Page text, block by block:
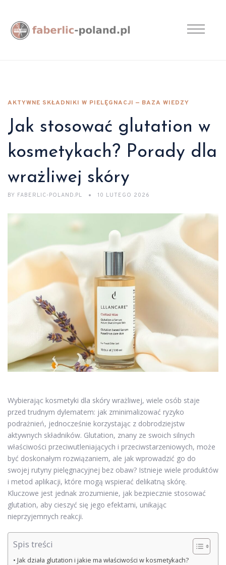
AKTYWNE SKŁADNIKI W PIELĘGNACJI — BAZA WIEDZY
Jak stosować glutation w
kosmetykach? Porady dla
wrażliwej skóry
BY FABERLIC-POLAND.PL 10 LUTEGO 2026
Wybierając kosmetyki dla skóry wrażliwej, wiele osób staje
przed trudnym dylematem: jak zminimalizować ryzyko
podrażnień, jednocześnie korzystając z dobrodziejstw
aktywnych składników. Glutation, znany ze swoich silnych
właściwości przeciwutleniających i przeciwstarzeniowych, może
być doskonałym rozwiązaniem, ale jak wprowadzić go do
swojej rutyny pielęgnacyjnej bez obaw? Istnieje wiele produktów
i metod aplikacji, które mogą wspierać delikatną skórę.
Kluczowe jest jednak zrozumienie, jak bezpiecznie stosować
glutation, aby cieszyć się jego efektami, unikając
nieprzyjemnych reakcji.
Spis treści
Jak działa glutation i jakie ma właściwości w kosmetykach?